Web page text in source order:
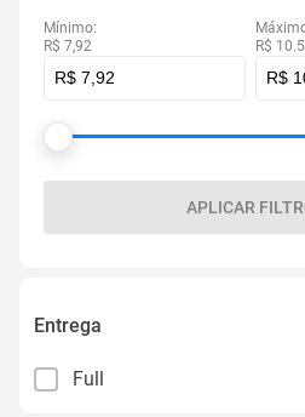
Mínimo:
R$ 7,92
R$
APLICAR
Entrega
Full